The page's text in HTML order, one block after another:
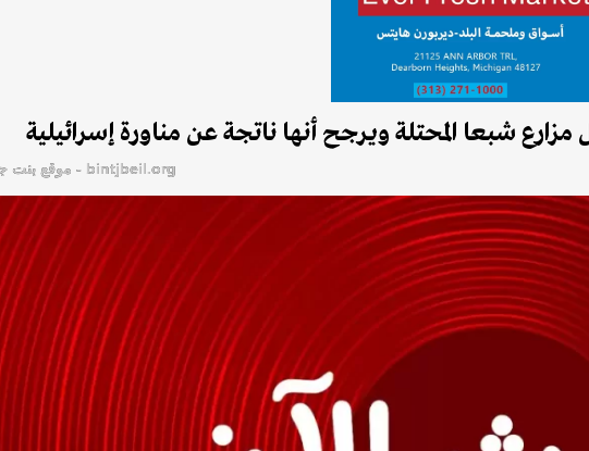
شبعا المحتلة ويرجح أنها ناتجة عن مناورة إسرائيلية
bintjbeil.org - موقع بنت جبيل